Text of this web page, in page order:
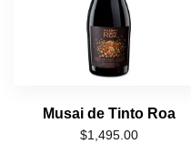
Musai de Tinto Roa
$1,495.00